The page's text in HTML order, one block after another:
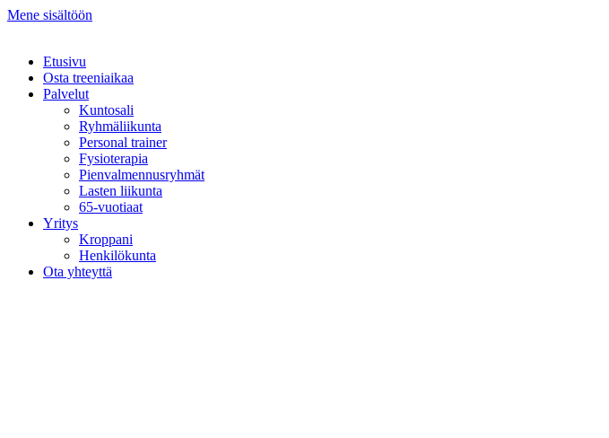
Mene sisältöön
Etusivu
Osta treeniaikaa
Palvelut
Kuntosali
Ryhmäliikunta
Personal trainer
Fysioterapia
Pienvalmennusryhmät
Lasten liikunta
65-vuotiaat
Yritys
Kroppani
Henkilökunta
Ota yhteyttä